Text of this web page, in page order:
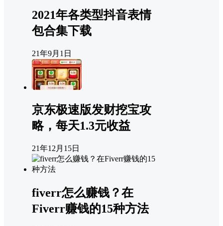
2021年各类型抖音表情
包合集下载
21年9月1日
京东极速版发财挖宝攻
略，每天1.3元收益
21年12月15日
fiverr怎么赚钱？在
Fiverr赚钱的15种方法